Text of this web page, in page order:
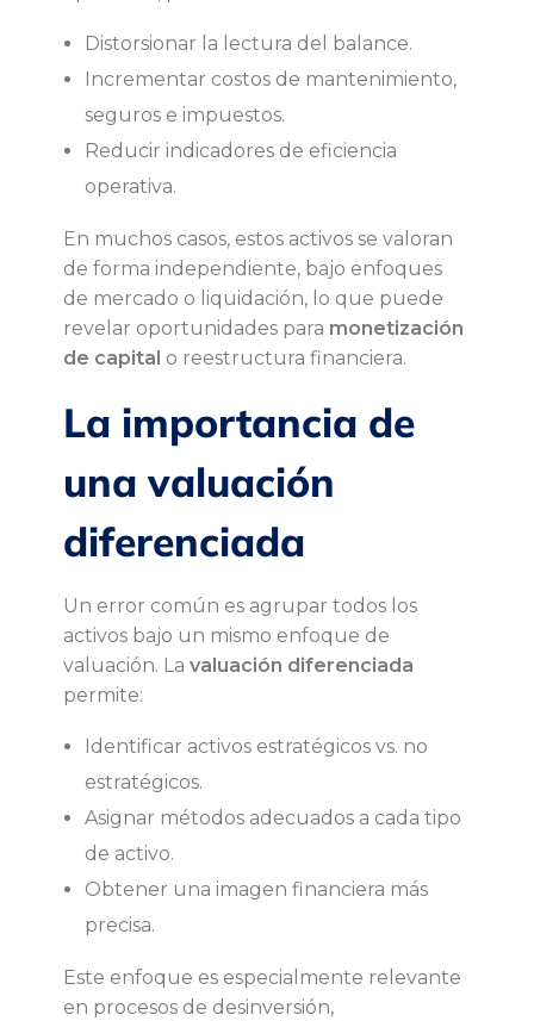
u
a
c
ó
n
Distorsionar la lectura del balance.
Incrementar costos de mantenimiento,
seguros e impuestos.
Reducir indicadores de eficiencia
operativa.
En muchos casos, estos activos se valoran
de forma independiente, bajo enfoques
de mercado o liquidación, lo que puede
revelar oportunidades para monetización
de capital o reestructura financiera.
La importancia de
una valuación
diferenciada
Un error común es agrupar todos los
activos bajo un mismo enfoque de
valuación. La valuación diferenciada
permite:
Identificar activos estratégicos vs. no
estratégicos.
Asignar métodos adecuados a cada tipo
de activo.
Obtener una imagen financiera más
precisa.
Este enfoque es especialmente relevante
en procesos de desinversión,